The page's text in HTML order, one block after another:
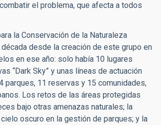
el problema, que afecta a todos
la Conservación de la Naturaleza
desde la creación de este grupo en
en ese año: solo había 10 lugares
“Dark Sky” y unas líneas de actuación
parques, 11 reservas y 15 comunidades,
Los retos de las áreas protegidas
bajo otras amenazas naturales; la
oscuro en la gestión de parques; y la